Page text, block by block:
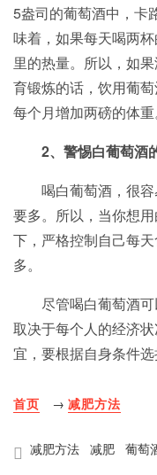
5盎司的葡萄酒中，卡
味着，如果每天喝两
里的热量。所以，如
育锻炼的话，饮用葡
每个月增加两磅的体重
2、警惕白葡萄酒
喝白葡萄酒，很
要多。所以，当你想
下，严格控制自己每
多。
尽管喝白葡萄酒
取决于每个人的经济
宜，要根据自身条件选
首页 → 减肥方法
减肥方法 减肥 葡萄